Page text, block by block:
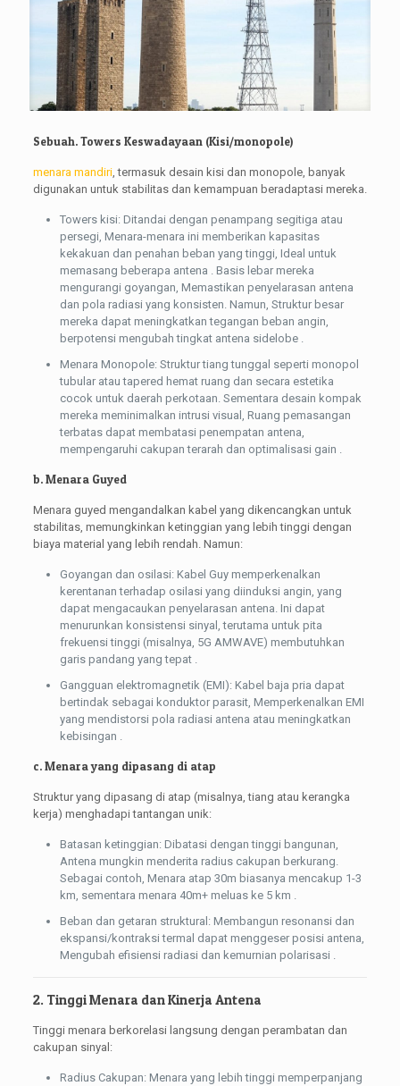
Sebuah. Towers Keswadayaan (Kisi/monopole)
menara mandiri, termasuk desain kisi dan monopole, banyak
digunakan untuk stabilitas dan kemampuan beradaptasi mereka.
Towers kisi: Ditandai dengan penampang segitiga atau
persegi, Menara-menara ini memberikan kapasitas
kekakuan dan penahan beban yang tinggi, Ideal untuk
memasang beberapa antena . Basis lebar mereka
mengurangi goyangan, Memastikan penyelarasan antena
dan pola radiasi yang konsisten. Namun, Struktur besar
mereka dapat meningkatkan tegangan beban angin,
berpotensi mengubah tingkat antena sidelobe .
Menara Monopole: Struktur tiang tunggal seperti monopol
tubular atau tapered hemat ruang dan secara estetika
cocok untuk daerah perkotaan. Sementara desain kompak
mereka meminimalkan intrusi visual, Ruang pemasangan
terbatas dapat membatasi penempatan antena,
mempengaruhi cakupan terarah dan optimalisasi gain .
b. Menara Guyed
Menara guyed mengandalkan kabel yang dikencangkan untuk
stabilitas, memungkinkan ketinggian yang lebih tinggi dengan
biaya material yang lebih rendah. Namun:
Goyangan dan osilasi: Kabel Guy memperkenalkan
kerentanan terhadap osilasi yang diinduksi angin, yang
dapat mengacaukan penyelarasan antena. Ini dapat
menurunkan konsistensi sinyal, terutama untuk pita
frekuensi tinggi (misalnya, 5G AMWAVE) membutuhkan
garis pandang yang tepat .
Gangguan elektromagnetik (EMI): Kabel baja pria dapat
bertindak sebagai konduktor parasit, Memperkenalkan EMI
yang mendistorsi pola radiasi antena atau meningkatkan
kebisingan .
c. Menara yang dipasang di atap
Struktur yang dipasang di atap (misalnya, tiang atau kerangka
kerja) menghadapi tantangan unik:
Batasan ketinggian: Dibatasi dengan tinggi bangunan,
Antena mungkin menderita radius cakupan berkurang.
Sebagai contoh, Menara atap 30m biasanya mencakup 1-3
km, sementara menara 40m+ meluas ke 5 km .
Beban dan getaran struktural: Membangun resonansi dan
ekspansi/kontraksi termal dapat menggeser posisi antena,
Mengubah efisiensi radiasi dan kemurnian polarisasi .
2. Tinggi Menara dan Kinerja Antena
Tinggi menara berkorelasi langsung dengan perambatan dan
cakupan sinyal:
Radius Cakupan: Menara yang lebih tinggi memperpanjang